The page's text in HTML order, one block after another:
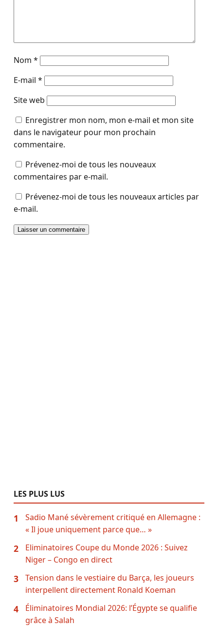
Nom *
E-mail *
Site web
Enregistrer mon nom, mon e-mail et mon site
dans le navigateur pour mon prochain
commentaire.
Prévenez-moi de tous les nouveaux
commentaires par e-mail.
Prévenez-moi de tous les nouveaux articles par
e-mail.
LES PLUS LUS
1
Sadio Mané sévèrement critiqué en Allemagne :
« Il joue uniquement parce que… »
2
Eliminatoires Coupe du Monde 2026 : Suivez
Niger – Congo en direct
3
Tension dans le vestiaire du Barça, les joueurs
interpellent directement Ronald Koeman
4
Éliminatoires Mondial 2026: l’Égypte se qualifie
grâce à Salah